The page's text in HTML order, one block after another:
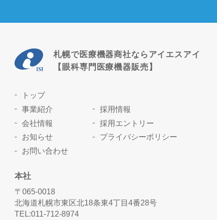
札幌で医療機器商社ならアイエスアイ
【眼科専門医療機器販売】
トップ
事業紹介
会社情報
お知らせ
お問い合わせ
採用情報
採用エントリー
プライバシーポリシー
本社
〒065-0018
北海道札幌市東区北18条東4丁目4番28号
TEL:011-712-8974